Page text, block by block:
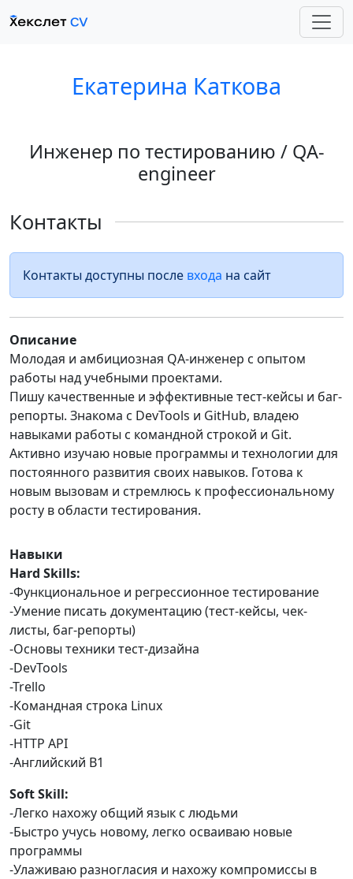
Екатерина Каткова
Инженер по тестированию / QA-
engineer
Контакты
Контакты доступны после входа на сайт
Описание
Молодая и амбициозная QA-инженер с опытом
работы над учебными проектами.
Пишу качественные и эффективные тест-кейсы и баг-
репорты. Знакома с DevTools и GitHub, владею
навыками работы с командной строкой и Git.
Активно изучаю новые программы и технологии для
постоянного развития своих навыков. Готова к
новым вызовам и стремлюсь к профессиональному
росту в области тестирования.
Навыки
Hard Skills:
-Функциональное и регрессионное тестирование
-Умение писать документацию (тест-кейсы, чек-
листы, баг-репорты)
-Основы техники тест-дизайна
-DevTools
-Trello
-Командная строка Linux
-Git
-HTTP API
-Английский B1
Soft Skill:
-Легко нахожу общий язык с людьми
-Быстро учусь новому, легко осваиваю новые
программы
-Улаживаю разногласия и нахожу компромиссы в